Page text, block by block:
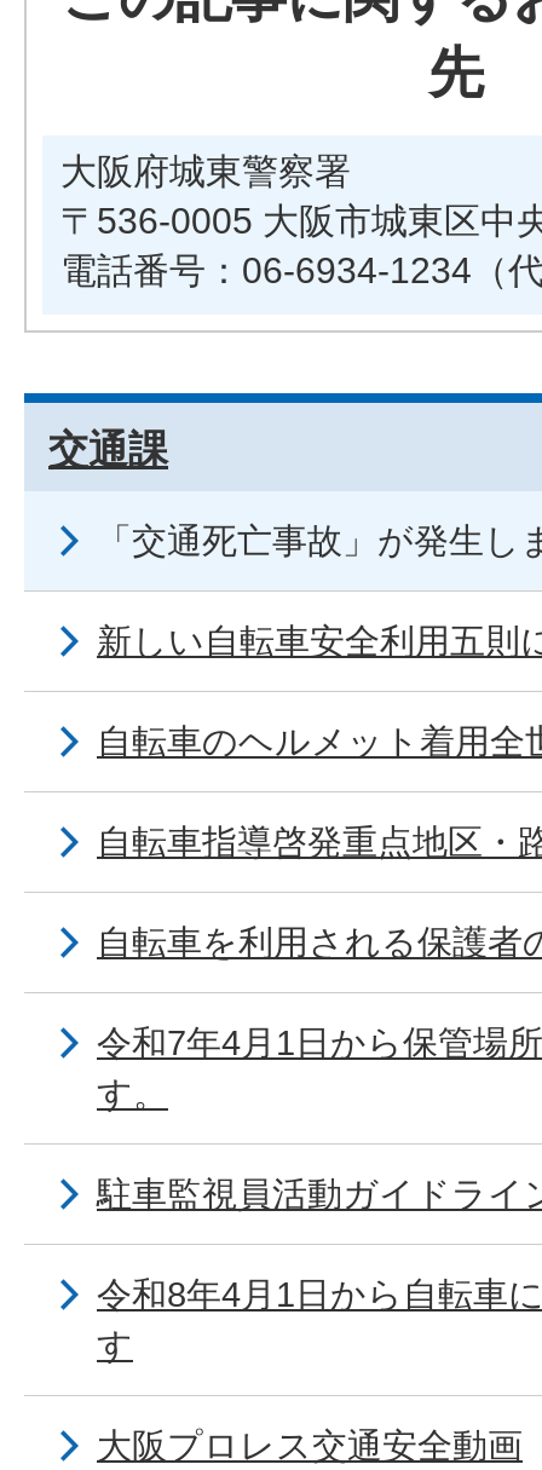
先
大阪府城東警察署
〒536-0005 大阪市城東区中
電話番号：06-6934-1234（
交通課
「交通死亡事故」が発生し
新しい自転車安全利用五則
自転車のヘルメット着用全
自転車指導啓発重点地区・
自転車を利用される保護者
令和7年4月1日から保管場
す。
駐車監視員活動ガイドライ
令和8年4月1日から自転車
す
大阪プロレス交通安全動画